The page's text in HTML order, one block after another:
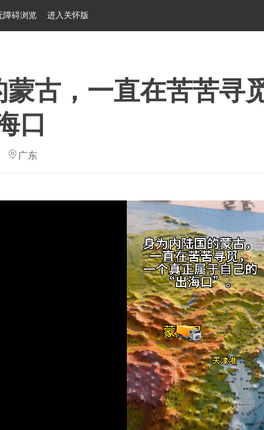
障碍浏览 进入关怀版
古，一直在苦苦寻
口
广东